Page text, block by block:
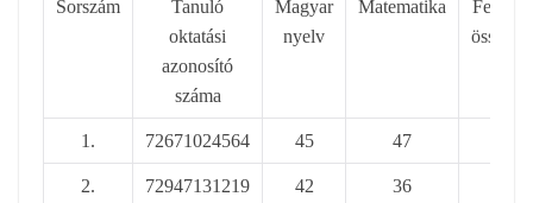
Sorszám
Tanuló
oktatási
azonosító
száma
Magyar
nyelv
Matematika
1. 72671024564 45 47
2. 72947131219 42 36